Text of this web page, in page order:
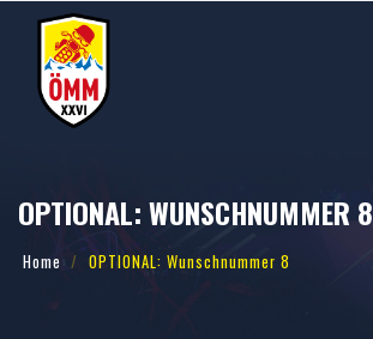
OPTIONAL: WUNSCHNUMMER 8
Home OPTIONAL: Wunschnummer 8